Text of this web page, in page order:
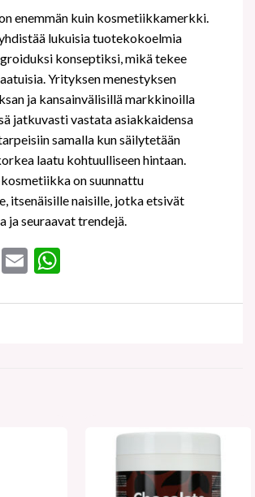
enemmän kuin kosmetiikkamerkki.
lukuisia tuotekokoelmia
konseptiksi, mikä tekee
Yrityksen menestyksen
ja kansainvälisillä markkinoilla
jatkuvasti vastata asiakkaidensa
samalla kun säilytetään
laatu kohtuulliseen hintaan.
on suunnattu
itsenäisille naisille, jotka etsivät
ja seuraavat trendejä.
EmailWhatsApp